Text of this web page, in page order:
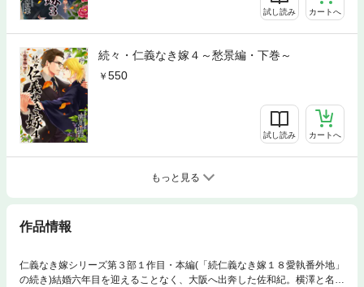
試し読み カートへ
続々・仁義なき嫁４～愁景編・下巻～
550
試し読み カートへ
もっと見る
作品情報
仁義なき嫁シリーズ第３部１作目・本編(「続仁義なき嫁１８愛執番外地」
の続き)結婚六年目を迎えることなく、大阪へ出奔した佐和紀。横澤と名を